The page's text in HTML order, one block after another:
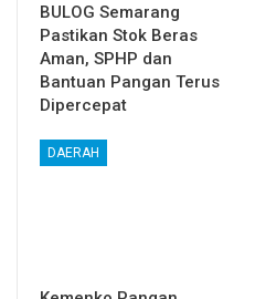
BULOG Semarang
Pastikan Stok Beras
Aman, SPHP dan
Bantuan Pangan Terus
Dipercepat
DAERAH